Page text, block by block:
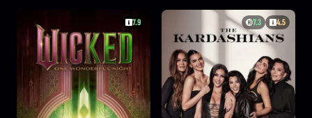
7.9 7.3 4.5